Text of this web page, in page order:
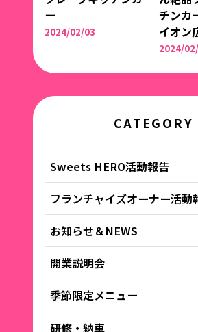
ー
2024/02/03
チンカ
イオン
2024/
CATEGORY
Sweets HERO活動報告
フランチャイズオーナー活動
お知らせ＆NEWS
開業説明会
季節限定メニュー
研修・納車